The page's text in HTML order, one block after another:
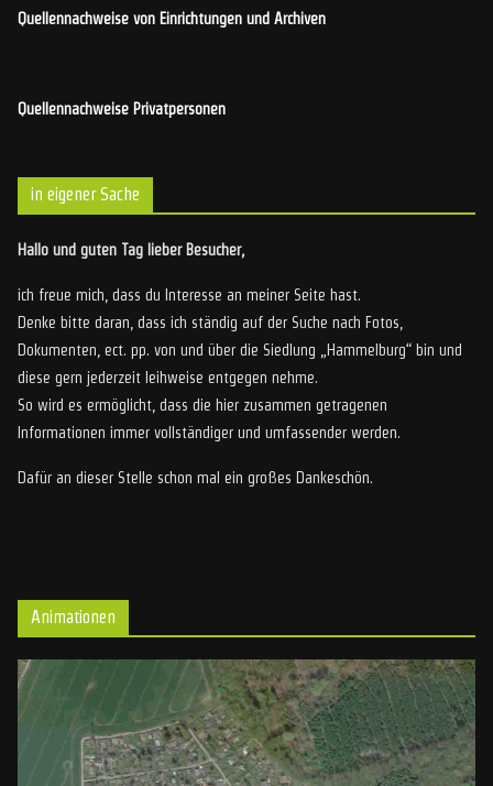
Quellennachweise von Einrichtungen und Archiven
Quellennachweise Privatpersonen
in eigener Sache
Hallo und guten Tag lieber Besucher,
ich freue mich, dass du Interesse an meiner Seite hast.
Denke bitte daran, dass ich ständig auf der Suche nach Fotos,
Dokumenten, ect. pp. von und über die Siedlung „Hammelburg“ bin und
diese gern jederzeit leihweise entgegen nehme.
So wird es ermöglicht, dass die hier zusammen getragenen
Informationen immer vollständiger und umfassender werden.
Dafür an dieser Stelle schon mal ein großes Dankeschön.
Animationen